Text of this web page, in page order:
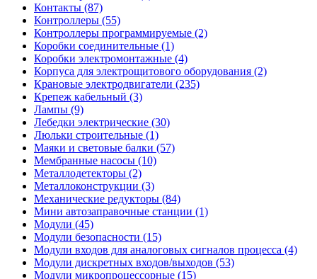
Контакты (87)
Контроллеры (55)
Контроллеры программируемые (2)
Коробки соединительные (1)
Коробки электромонтажные (4)
Корпуса для электрощитового оборудования (2)
Крановые электродвигатели (235)
Крепеж кабельный (3)
Лампы (9)
Лебедки электрические (30)
Люльки строительные (1)
Маяки и световые балки (57)
Мембранные насосы (10)
Металлодетекторы (2)
Металлоконструкции (3)
Механические редукторы (84)
Мини автозаправочные станции (1)
Модули (45)
Модули безопасности (15)
Модули входов для аналоговых сигналов процесса (4)
Модули дискретных входов/выходов (53)
Модули микропроцессорные (15)